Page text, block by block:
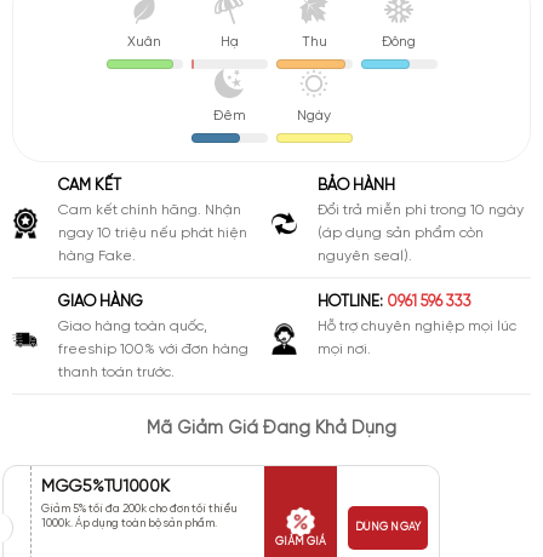
Xuân Hạ Thu Đông
Đêm Ngày
CAM KẾT
Cam kết chính hãng. Nhận
ngay 10 triệu nếu phát hiện
hàng Fake.
BẢO HÀNH
Đổi trả miễn phí trong 10 ngày
(áp dụng sản phẩm còn
nguyên seal).
GIAO HÀNG
Giao hàng toàn quốc,
freeship 100% với đơn hàng
thanh toán trước.
HOTLINE: 0961 596 333
Hỗ trợ chuyên nghiệp mọi lúc
mọi nơi.
Mã Giảm Giá Đang Khả Dụng
MGG5%TU1000K
Giảm 5% tối đa 200k cho đơn tối thiểu
1000k. Áp dụng toàn bộ sản phẩm.
GIẢM GIÁ
DÙNG NGAY